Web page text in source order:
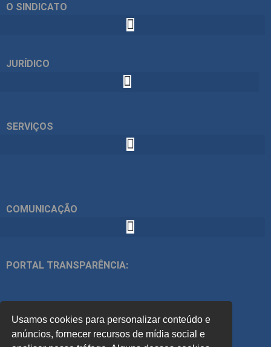
O SINDICATO
JURÍDICO
SERVIÇOS
COMUNICAÇÃO
PORTAL TRANSPARÊNCIA:
ACOMPANHE
Usamos cookies para personalizar conteúdo e
anúncios, fornecer recursos de mídia social e